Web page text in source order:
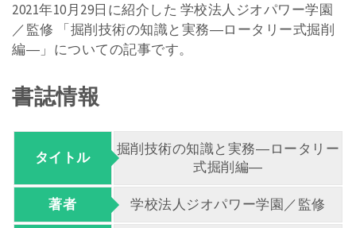
2021年10月29日に紹介した 学校法人ジオパワー学園
／監修 「掘削技術の知識と実務―ロータリー式掘削
編―」についての記事です。
書誌情報
タイトル
掘削技術の知識と実務―ロータリー
式掘削編―
著者 学校法人ジオパワー学園／監修